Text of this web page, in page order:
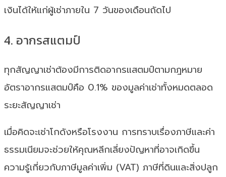
เงินได้ให้แก่ผู้เช่าภายใน 7 วันของเดือนถัดไป
4. อากรสแตมป์
ทุกสัญญาเช่าต้องมีการติดอากรแสตมป์ตามกฎหมาย
อัตราอากรแสตมป์คือ 0.1% ของมูลค่าเช่าทั้งหมดตลอด
ระยะสัญญาเช่า
เมื่อคิดจะเช่าโกดังหรือโรงงาน การทราบเรื่องภาษีและค่า
ธรรมเนียมจะช่วยให้คุณหลีกเลี่ยงปัญหาที่อาจเกิดขึ้น
ความรู้เกี่ยวกับภาษีมูลค่าเพิ่ม (VAT) ภาษีที่ดินและสิ่งปลูก